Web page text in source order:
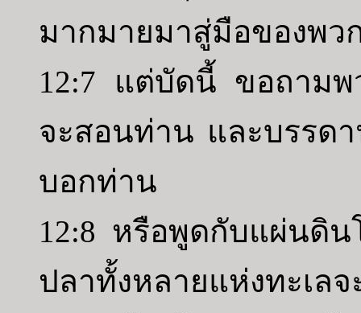
มากมายมาสู่มือของพว
12:7 แต่บัดนี้ ขอถามพ
จะสอนท่าน และบรรด
บอกท่าน
12:8 หรือพูดกับแผ่นดิ
ปลาทั้งหลายแห่งทะเล